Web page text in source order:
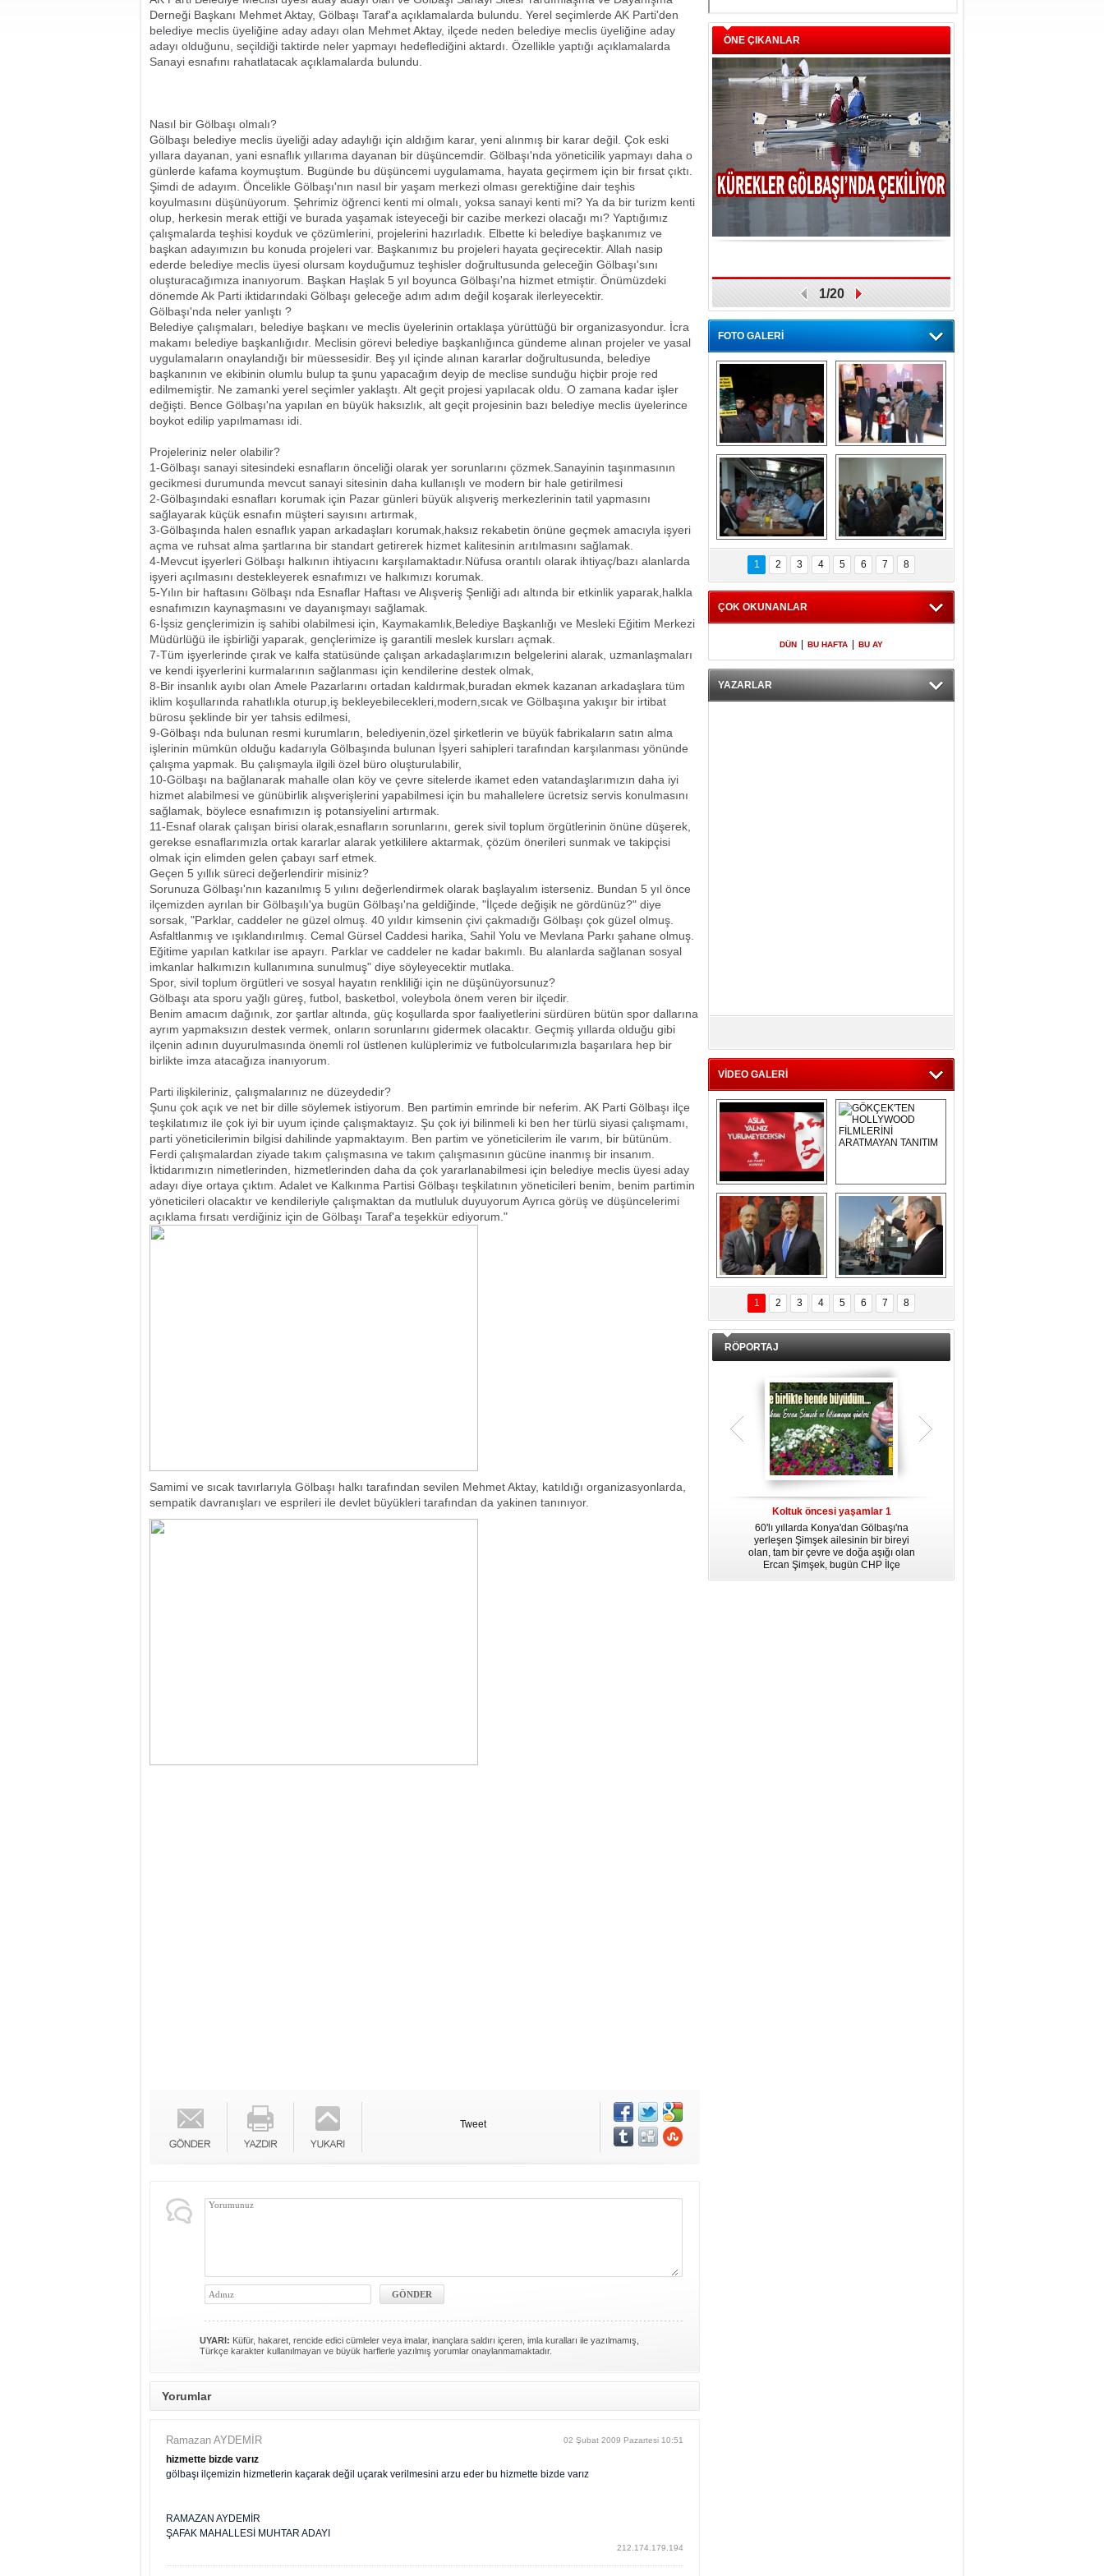
Derneği Başkanı Mehmet Aktay, Gölbaşı Taraf'a açıklamalarda bulundu. Yerel seçimlerde AK Parti'den
belediye meclis üyeliğine aday adayı olan Mehmet Aktay, ilçede neden belediye meclis üyeliğine aday
adayı olduğunu, seçildiği taktirde neler yapmayı hedeflediğini aktardı. Özellikle yaptığı açıklamalarda
Sanayi esnafını rahatlatacak açıklamalarda bulundu.
Nasıl bir Gölbaşı olmalı?
Gölbaşı belediye meclis üyeliği aday adaylığı için aldığım karar, yeni alınmış bir karar değil. Çok eski
yıllara dayanan, yani esnaflık yıllarıma dayanan bir düşüncemdir. Gölbaşı'nda yöneticilik yapmayı daha o
günlerde kafama koymuştum. Bugünde bu düşüncemi uygulamama, hayata geçirmem için bir fırsat çıktı.
Şimdi de adayım. Öncelikle Gölbaşı'nın nasıl bir yaşam merkezi olması gerektiğine dair teşhis
koyulmasını düşünüyorum. Şehrimiz öğrenci kenti mi olmalı, yoksa sanayi kenti mi? Ya da bir turizm kenti
olup, herkesin merak ettiği ve burada yaşamak isteyeceği bir cazibe merkezi olacağı mı? Yaptığımız
çalışmalarda teşhisi koyduk ve çözümlerini, projelerini hazırladık. Elbette ki belediye başkanımız ve
başkan adayımızın bu konuda projeleri var. Başkanımız bu projeleri hayata geçirecektir. Allah nasip
ederde belediye meclis üyesi olursam koyduğumuz teşhisler doğrultusunda geleceğin Gölbaşı'sını
oluşturacağımıza inanıyorum. Başkan Haşlak 5 yıl boyunca Gölbaşı'na hizmet etmiştir. Önümüzdeki
dönemde Ak Parti iktidarındaki Gölbaşı geleceğe adım adım değil koşarak ilerleyecektir.
Gölbaşı'nda neler yanlıştı ?
Belediye çalışmaları, belediye başkanı ve meclis üyelerinin ortaklaşa yürüttüğü bir organizasyondur. İcra
makamı belediye başkanlığıdır. Meclisin görevi belediye başkanlığınca gündeme alınan projeler ve yasal
uygulamaların onaylandığı bir müessesidir. Beş yıl içinde alınan kararlar doğrultusunda, belediye
başkanının ve ekibinin olumlu bulup ta şunu yapacağım deyip de meclise sunduğu hiçbir proje red
edilmemiştir. Ne zamanki yerel seçimler yaklaştı. Alt geçit projesi yapılacak oldu. O zamana kadar işler
değişti. Bence Gölbaşı'na yapılan en büyük haksızlık, alt geçit projesinin bazı belediye meclis üyelerince
boykot edilip yapılmaması idi.
Projeleriniz neler olabilir?
1-Gölbaşı sanayi sitesindeki esnafların önceliği olarak yer sorunlarını çözmek.Sanayinin taşınmasının
gecikmesi durumunda mevcut sanayi sitesinin daha kullanışlı ve modern bir hale getirilmesi
2-Gölbaşındaki esnafları korumak için Pazar günleri büyük alışveriş merkezlerinin tatil yapmasını
sağlayarak küçük esnafın müşteri sayısını artırmak,
3-Gölbaşında halen esnaflık yapan arkadaşları korumak,haksız rekabetin önüne geçmek amacıyla işyeri
açma ve ruhsat alma şartlarına bir standart getirerek hizmet kalitesinin arıtılmasını sağlamak.
4-Mevcut işyerleri Gölbaşı halkının ihtiyacını karşılamaktadır.Nüfusa orantılı olarak ihtiyaç/bazı alanlarda
işyeri açılmasını destekleyerek esnafımızı ve halkımızı korumak.
5-Yılın bir haftasını Gölbaşı nda Esnaflar Haftası ve Alışveriş Şenliği adı altında bir etkinlik yaparak,halkla
esnafımızın kaynaşmasını ve dayanışmayı sağlamak.
6-İşsiz gençlerimizin iş sahibi olabilmesi için, Kaymakamlık,Belediye Başkanlığı ve Mesleki Eğitim Merkezi
Müdürlüğü ile işbirliği yaparak, gençlerimize iş garantili meslek kursları açmak.
7-Tüm işyerlerinde çırak ve kalfa statüsünde çalışan arkadaşlarımızın belgelerini alarak, uzmanlaşmaları
ve kendi işyerlerini kurmalarının sağlanması için kendilerine destek olmak,
8-Bir insanlık ayıbı olan Amele Pazarlarını ortadan kaldırmak,buradan ekmek kazanan arkadaşlara tüm
iklim koşullarında rahatlıkla oturup,iş bekleyebilecekleri,modern,sıcak ve Gölbaşına yakışır bir irtibat
bürosu şeklinde bir yer tahsis edilmesi,
9-Gölbaşı nda bulunan resmi kurumların, belediyenin,özel şirketlerin ve büyük fabrikaların satın alma
işlerinin mümkün olduğu kadarıyla Gölbaşında bulunan İşyeri sahipleri tarafından karşılanması yönünde
çalışma yapmak. Bu çalışmayla ilgili özel büro oluşturulabilir,
10-Gölbaşı na bağlanarak mahalle olan köy ve çevre sitelerde ikamet eden vatandaşlarımızın daha iyi
hizmet alabilmesi ve günübirlik alışverişlerini yapabilmesi için bu mahallelere ücretsiz servis konulmasını
sağlamak, böylece esnafımızın iş potansiyelini artırmak.
11-Esnaf olarak çalışan birisi olarak,esnafların sorunlarını, gerek sivil toplum örgütlerinin önüne düşerek,
gerekse esnaflarımızla ortak kararlar alarak yetkililere aktarmak, çözüm önerileri sunmak ve takipçisi
olmak için elimden gelen çabayı sarf etmek.
Geçen 5 yıllık süreci değerlendirir misiniz?
Sorunuza Gölbaşı'nın kazanılmış 5 yılını değerlendirmek olarak başlayalım isterseniz. Bundan 5 yıl önce
ilçemizden ayrılan bir Gölbaşılı'ya bugün Gölbaşı'na geldiğinde, "İlçede değişik ne gördünüz?" diye
sorsak, "Parklar, caddeler ne güzel olmuş. 40 yıldır kimsenin çivi çakmadığı Gölbaşı çok güzel olmuş.
Asfaltlanmış ve ışıklandırılmış. Cemal Gürsel Caddesi harika, Sahil Yolu ve Mevlana Parkı şahane olmuş.
Eğitime yapılan katkılar ise apayrı. Parklar ve caddeler ne kadar bakımlı. Bu alanlarda sağlanan sosyal
imkanlar halkımızın kullanımına sunulmuş" diye söyleyecektir mutlaka.
Spor, sivil toplum örgütleri ve sosyal hayatın renkliliği için ne düşünüyorsunuz?
Gölbaşı ata sporu yağlı güreş, futbol, basketbol, voleybola önem veren bir ilçedir.
Benim amacım dağınık, zor şartlar altında, güç koşullarda spor faaliyetlerini sürdüren bütün spor dallarına
ayrım yapmaksızın destek vermek, onların sorunlarını gidermek olacaktır. Geçmiş yıllarda olduğu gibi
ilçenin adının duyurulmasında önemli rol üstlenen kulüplerimiz ve futbolcularımızla başarılara hep bir
birlikte imza atacağıza inanıyorum.
Parti ilişkileriniz, çalışmalarınız ne düzeydedir?
Şunu çok açık ve net bir dille söylemek istiyorum. Ben partimin emrinde bir neferim. AK Parti Gölbaşı ilçe
teşkilatımız ile çok iyi bir uyum içinde çalışmaktayız. Şu çok iyi bilinmeli ki ben her türlü siyasi çalışmamı,
parti yöneticilerimin bilgisi dahilinde yapmaktayım. Ben partim ve yöneticilerim ile varım, bir bütünüm.
Ferdi çalışmalardan ziyade takım çalışmasına ve takım çalışmasının gücüne inanmış bir insanım.
İktidarımızın nimetlerinden, hizmetlerinden daha da çok yararlanabilmesi için belediye meclis üyesi aday
adayı diye ortaya çıktım. Adalet ve Kalkınma Partisi Gölbaşı teşkilatının yöneticileri benim, benim partimin
yöneticileri olacaktır ve kendileriyle çalışmaktan da mutluluk duyuyorum Ayrıca görüş ve düşüncelerimi
açıklama fırsatı verdiğiniz için de Gölbaşı Taraf'a teşekkür ediyorum."
Samimi ve sıcak tavırlarıyla Gölbaşı halkı tarafından sevilen Mehmet Aktay, katıldığı organizasyonlarda,
sempatik davranışları ve esprileri ile devlet büyükleri tarafından da yakinen tanınıyor.
Tweet
UYARI: Küfür, hakaret, rencide edici cümleler veya imalar, inançlara saldırı içeren, imla kuralları ile yazılmamış,
Türkçe karakter kullanılmayan ve büyük harflerle yazılmış yorumlar onaylanmamaktadır.
Yorumlar
Ramazan AYDEMİR 02 Şubat 2009 Pazartesi 10:51
hizmette bizde varız
gölbaşı ilçemizin hizmetlerin kaçarak değil uçarak verilmesini arzu eder bu hizmette bizde varız
RAMAZAN AYDEMİR
ŞAFAK MAHALLESİ MUHTAR ADAYI
212.174.179.194
ÖNE ÇIKANLAR
1/20
FOTO GALERİ
Gölbaşı GAZZE
İÇİN YÜRÜDÜ
Kaymakamlıktan
iftar yemeği
Kaymakamlıktan
iftar yemeği
NERGÜL
YILDIRIM SEÇİM
BÜROSUNU AÇTI
1 2 3 4 5 6 7 8
ÇOK OKUNANLAR
DÜN BU HAFTA BU AY
YAZARLAR
VİDEO GALERİ
Asla Yalnız
Yürümeyeceksin
Uzun Adam
GÖKÇEK'TEN
HOLLYWOOD
FİLMLERİNİ
ARATMAYAN
TANITIM
DAL İÇERİ ZÜBÜK!
ERCAN ŞİMŞEK
GÖLBAŞI'NDA
KASIRGA ETKİSİ
YARATTI !
1 2 3 4 5 6 7 8
RÖPORTAJ
Koltuk öncesi yaşamlar 1
60'lı yıllarda Konya'dan Gölbaşı'na
yerleşen Şimşek ailesinin bir bireyi
olan, tam bir çevre ve doğa aşığı olan
Ercan Şimşek, bugün CHP İlçe
Başkanlığı yaptığı Gölbaşı'nda yaşam
Teşrik tekbiri nedir? Ne anlama gelir?